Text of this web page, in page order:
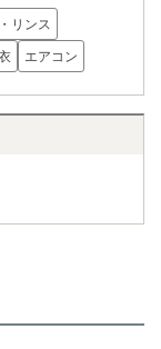
リンス
エアコン